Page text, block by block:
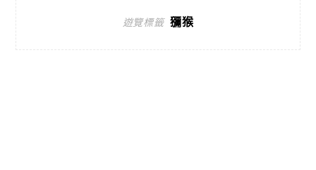
遊覽標籤 獼猴